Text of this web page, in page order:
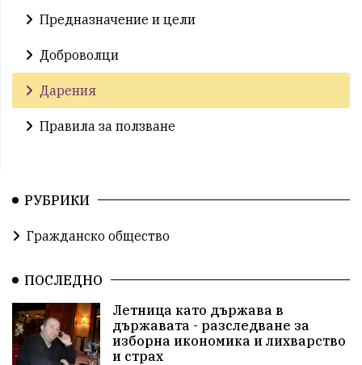
Предназначение и цели
Доброволци
Дарения
Правила за ползване
РУБРИКИ
Гражданско общество
ПОСЛЕДНО
Летница като държава в
държавата - разследване за
изборна икономика и лихварство
и страх